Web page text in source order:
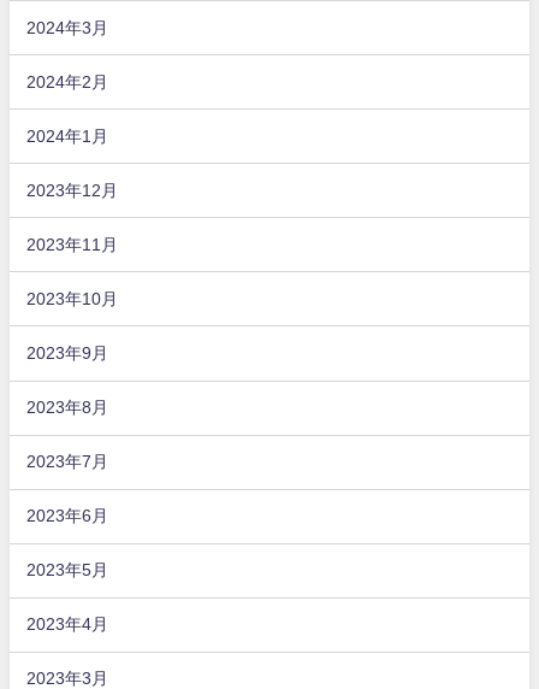
2024年3月
2024年2月
2024年1月
2023年12月
2023年11月
2023年10月
2023年9月
2023年8月
2023年7月
2023年6月
2023年5月
2023年4月
2023年3月